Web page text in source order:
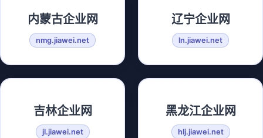
内蒙古企业网
nmg.jiawei.net
辽宁企业网
ln.jiawei.net
吉林企业网
jl.jiawei.net
黑龙江企业网
hlj.jiawei.net